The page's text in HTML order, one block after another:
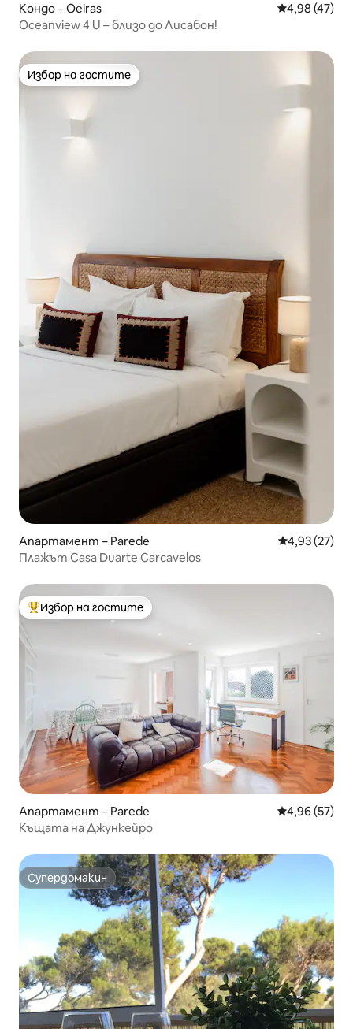
Кондо – Oeiras Средна
4,98 (47)
Oceanview 4 U – близо до Лисабон!
Избор на гостите
Избор на гостите
Апартамент – Parede Средна
4,93 (27)
Плажът Casa Duarte Carcavelos
Най-популярен избор на гостите
Избор на гостите
Апартамент – Parede Средна
4,96 (57)
Къщата на Джункейро
Супердомакин
Супердомакин